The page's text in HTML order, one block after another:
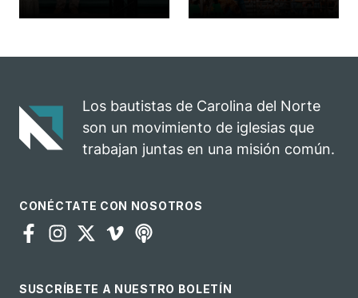
celebra el
rodeo anual en
para el
ministerio
Los bautistas de Carolina del Norte
son un movimiento de iglesias que
trabajan juntas en una misión común.
CONÉCTATE CON NOSOTROS
SUSCRÍBETE A NUESTRO BOLETÍN